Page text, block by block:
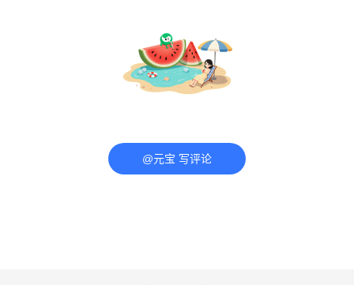
@元宝 写评论